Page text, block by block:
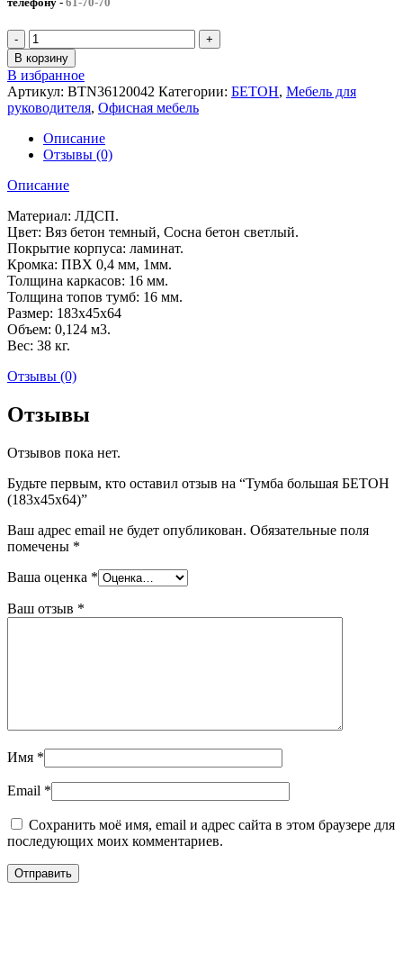
В корзину
В избранное
Артикул: BTN36120042 Категории: БЕТОН, Мебель для
руководителя, Офисная мебель
Описание
Отзывы (0)
Описание
Материал: ЛДСП.
Цвет: Вяз бетон темный, Сосна бетон светлый.
Покрытие корпуса: ламинат.
Кромка: ПВХ 0,4 мм, 1мм.
Толщина каркасов: 16 мм.
Толщина топов тумб: 16 мм.
Размер: 183x45x64
Объем: 0,124 м3.
Вес: 38 кг.
Отзывы (0)
Отзывы
Отзывов пока нет.
Будьте первым, кто оставил отзыв на “Тумба большая БЕТОН
(183x45x64)”
Ваш адрес email не будет опубликован. Обязательные поля
помечены *
Ваша оценка *
Ваш отзыв *
Имя *
Email *
Сохранить моё имя, email и адрес сайта в этом браузере для
последующих моих комментариев.